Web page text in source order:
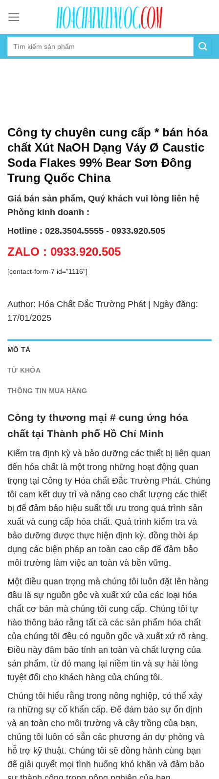
content
Công ty chuyên cung cấp * bán hóa
chất Xút NaOH Dạng Vảy Ø Caustic
Soda Flakes 99% Bear Sơn Đông
Trung Quốc China
Giá bán sản phẩm, Quý khách vui lòng liên hệ
Phòng kinh doanh :
Hotline : 028.3504.5555 - 0933.920.505
ZALO : 0933.920.505
[contact-form-7 id="1116"]
Author: Hóa Chất Đắc Trường Phát | Ngày đăng:
17/01/2025
MÔ TẢ
TỪ KHÓA
THÔNG TIN MUA HÀNG
Công ty thương mại # cung ứng hóa
chất tại Thành phố Hồ Chí Minh
Kiểm tra định kỳ và bảo dưỡng các thiết bị liên quan
đến hóa chất là một trong những hoạt động quan
trọng tại Công ty Hóa chất Đắc Trường Phát. Chúng
tôi cam kết duy trì và nâng cao chất lượng các thiết
bị để đảm bảo hiệu suất tối ưu trong quá trình sản
xuất và cung cấp hóa chất. Quá trình kiểm tra và
bảo dưỡng được thực hiện định kỳ, đồng thời áp
dụng các biện pháp an toàn cao cấp để đảm bảo
môi trường làm việc an toàn và bền vững.
Một điều quan trọng mà chúng tôi luôn đặt lên hàng
đầu là sự nguồn gốc và xuất xứ của các loại hóa
chất cơ bản mà chúng tôi cung cấp. Chúng tôi tự
hào thông báo rằng tất cả các sản phẩm hóa chất
của chúng tôi đều có nguồn gốc và xuất xứ rõ ràng.
Điều này đảm bảo tính an toàn và chất lượng của
sản phẩm, từ đó mang lại niềm tin và sự hài lòng
tuyệt đối cho khách hàng của chúng tôi.
Chúng tôi hiểu rằng trong nông nghiệp, có thể xảy
ra những sự cố khẩn cấp. Để đảm bảo sự ổn định
và an toàn cho môi trường và cây trồng của bạn,
chúng tôi luôn có sẵn các phương án dự phòng và
hỗ trợ kỹ thuật. Chúng tôi sẽ đồng hành cùng bạn
để giải quyết mọi tình huống khó khăn và đảm bảo